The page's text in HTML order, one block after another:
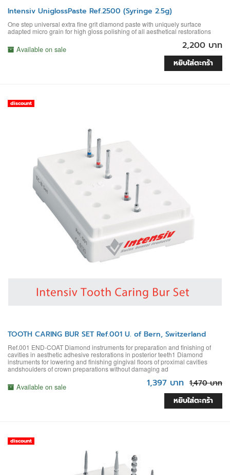
Intensiv UniglossPaste Ref.2500 (Syringe 2.5g)
One step universal extra fine grit diamond paste with uniquely surface
adapted micro grain for high gloss polishing of all aesthetical restorations
Available on sale 2,200 บาท
หยิบใส่ตะกร้า
discount
TOOTH CARING BUR SET Ref.001 U. of Bern, Switzerland
Ref.001 END-COAT Diamond instruments for preparation and finishing of
cavities in aesthetic adhesive restorations in posterior teeth1 Diamond
instruments for lowering and finishing gingival floors of proximal cavities
andshoulders of crown preparations without damaging ad
Available on sale 1,397 บาท 1,470 บาท
หยิบใส่ตะกร้า
discount